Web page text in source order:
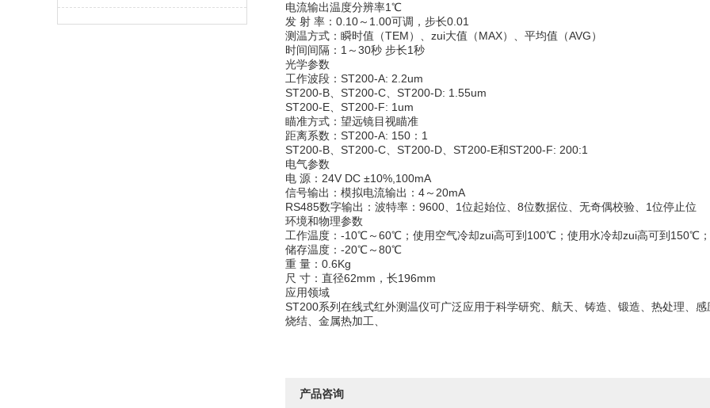
电流输出温度分辨率1℃
发 射 率：0.10～1.00可调，步长0.01
测温方式：瞬时值（TEM）、zui大值（MAX）、平均值（AVG）
时间间隔：1～30秒 步长1秒
光学参数
工作波段：ST200-A: 2.2um
ST200-B、ST200-C、ST200-D: 1.55um
ST200-E、ST200-F: 1um
瞄准方式：望远镜目视瞄准
距离系数：ST200-A: 150：1
ST200-B、ST200-C、ST200-D、ST200-E和ST200-F: 200:1
电气参数
电 源：24V DC ±10%,100mA
信号输出：模拟电流输出：4～20mA
RS485数字输出：波特率：9600、1位起始位、8位数据位、无奇偶校验、1位停止位
环境和物理参数
工作温度：-10℃～60℃；使用空气冷却zui高可到100℃；使用水冷却zui高可到150℃
储存温度：-20℃～80℃
重 量：0.6Kg
尺 寸：直径62mm，长196mm
应用领域
ST200系列在线式红外测温仪可广泛应用于科学研究、航天、铸造、锻造、热处理、
烧结、金属热加工、
产品咨询